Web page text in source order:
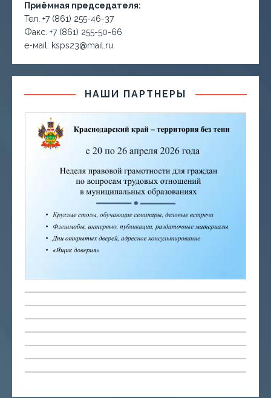
Приёмная председателя:
Тел. +7 (861) 255-46-37
Факс. +7 (861) 255-50-66
е-маil: ksps23@mail.ru
НАШИ ПАРТНЕРЫ